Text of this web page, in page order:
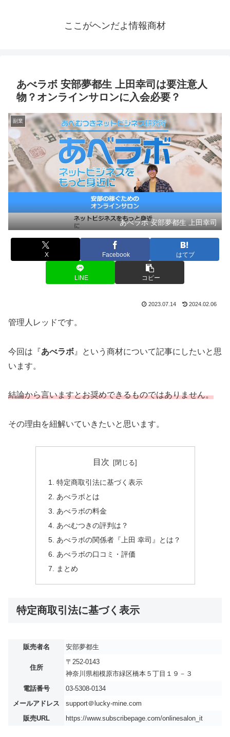
ここがヘンだよ情報商材
あべラボ 安部夢都生 上田幸司は要注意人
物？オンラインサロンに入会必要？
副業
あべラボ 安部夢都生 上田幸司
X Facebook はてブ
LINE コピー
2023.07.14 2024.02.06
管理人レッドです。
今回は『あべラボ 』という商材について記事にしたいと思
います。
結論から言いますとお奨めできるものではありません。
その理由を紐解いていきたいと思います。
目次
特定商取引法に基づく表示
あべラボとは
あべラボの料金
あべむつきの評判は？
あべラボの関係者『上田 幸司』とは？
あべラボの口コミ・評価
まとめ
特定商取引法に基づく表示
販売者名 安部夢都生
住所
〒252-0143
神奈川県相模原市緑区橋本５丁目１９－３
電話番号
03-5308-0134
メールアドレス
support＠lucky-mine.com
販売URL
https://www.subscribepage.com/onlinesalon_it